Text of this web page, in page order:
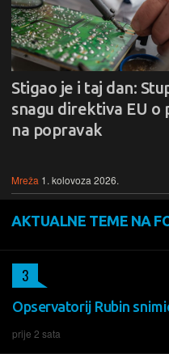
Stigao je i taj dan:
snagu direktiva EU o
na popravak
Mreža 1. kolovoza 2026.
AKTUALNE TEME NA
Opservatorij Rubin
prije 2 sata
3